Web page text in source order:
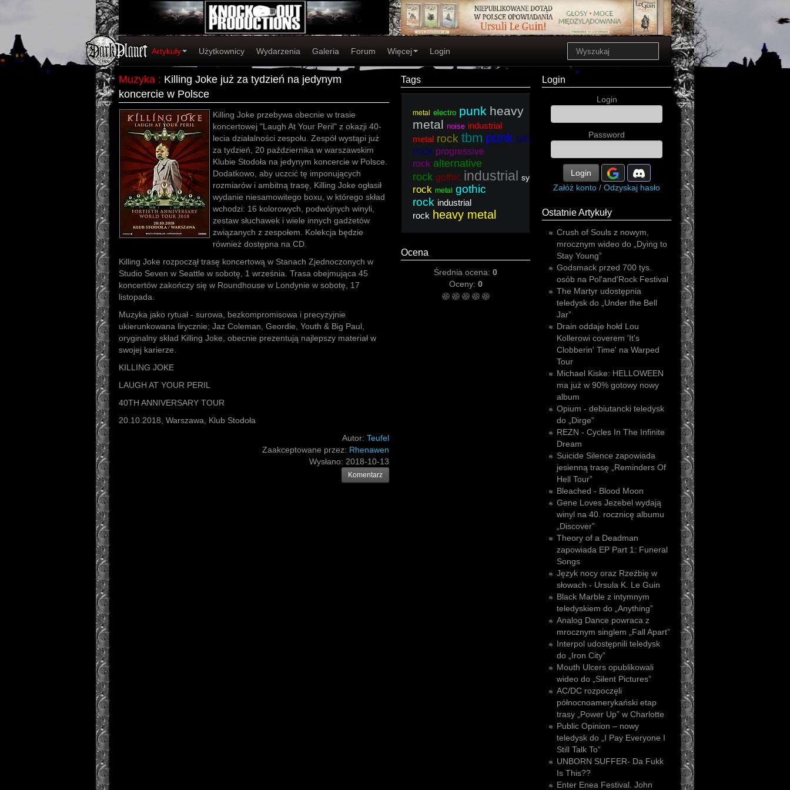
Artykuły Użytkownicy Wydarzenia Galeria Forum Więcej Login
Muzyka : Killing Joke już za tydzień na jedynym
koncercie w Polsce
Killing Joke przebywa obecnie w trasie
koncertowej "Laugh At Your Peril" z okazji 40-
lecia działalności zespołu. Zespół wystąpi już
za tydzień, 20 października w warszawskim
Klubie Stodoła na jedynym koncercie w Polsce.
Dodatkowo, aby uczcić tę imponujących
rozmiarów i ambitną trasę, Killing Joke ogłasił
wydanie niesamowitego boxu, w którego skład
wchodzi: 16 kolorowych, podwójnych winyli,
zestaw słuchawek i wiele innych gadżetów
związanych z zespołem. Kolekcja będzie
również dostępna na CD.
Killing Joke rozpoczął trasę koncertową w Stanach Zjednoczonych w
Studio Seven w Seattle w sobotę, 1 września. Trasa obejmująca 45
koncertów zakończy się w Roundhouse w Londynie w sobotę, 17
listopada.
Muzyka jako rytuał - surowa, bezkompromisowa i precyzyjnie
ukierunkowana lirycznie; Jaz Coleman, Geordie, Youth & Big Paul,
oryginalny skład Killing Joke, obecnie prezentują najlepszy materiał w
swojej karierze.
KILLING JOKE
LAUGH AT YOUR PERIL
40TH ANNIVERSARY TOUR
20.10.2018, Warszawa, Klub Stodoła
Autor: Teufel
Zaakceptowane przez: Rhenawen
Wysłano: 2018-10-13
Komentarz
Tags
metal electro punk heavy
metal noise industrial
metal rock tbm punk alternative
rock progressive
rock alternative
rock gothic industrial synthpop
progressive
rock metal gothic
rock industrial
rock heavy metal
Ocena
Średnia ocena: 0
Oceny: 0
Login
Login
Password
Login
Załóż konto / Odzyskaj hasło
Ostatnie Artykuły
Crush of Souls z nowym,
mrocznym wideo do „Dying to
Stay Young”
Godsmack przed 700 tys.
osób na Pol'and'Rock Festival
The Martyr udostępnia
teledysk do „Under the Bell
Jar”
Drain oddaje hołd Lou
Kollerowi coverem 'It's
Clobberin' Time' na Warped
Tour
Michael Kiske: HELLOWEEN
ma już w 90% gotowy nowy
album
Opium - debiutancki teledysk
do „Dirge”
REZN - Cycles In The Infinite
Dream
Suicide Silence zapowiada
jesienną trasę „Reminders Of
Hell Tour”
Bleached - Blood Moon
Gene Loves Jezebel wydają
winyl na 40. rocznicę albumu
„Discover”
Theory of a Deadman
zapowiada EP Part 1: Funeral
Songs
Język nocy oraz Rzeźbię w
słowach - Ursula K. Le Guin
Black Marble z intymnym
teledyskiem do „Anything”
Analog Dance powraca z
mrocznym singlem „Fall Apart”
Interpol udostępnili teledysk
do „Iron City”
Mouth Ulcers opublikowali
wideo do „Silent Pictures”
AC/DC rozpoczęli
północnoamerykański etap
trasy „Power Up” w Charlotte
Public Opinion – nowy
teledysk do „I Pay Everyone I
Still Talk To”
UNBORN SUFFER- Da Fukk
Is This??
Enter Enea Festival. John